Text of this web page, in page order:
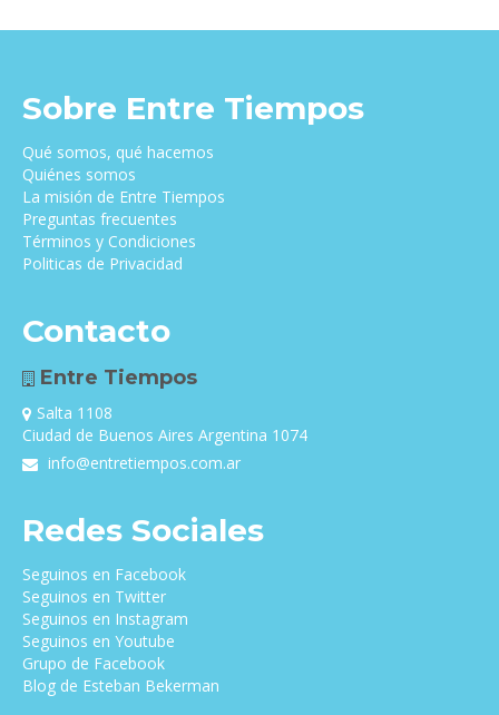
Sobre Entre Tiempos
Qué somos, qué hacemos
Quiénes somos
La misión de Entre Tiempos
Preguntas frecuentes
Términos y Condiciones
Politicas de Privacidad
Contacto
Entre Tiempos
Salta 1108
Ciudad de Buenos Aires Argentina 1074
info@entretiempos.com.ar
Redes Sociales
Seguinos en Facebook
Seguinos en Twitter
Seguinos en Instagram
Seguinos en Youtube
Grupo de Facebook
Blog de Esteban Bekerman